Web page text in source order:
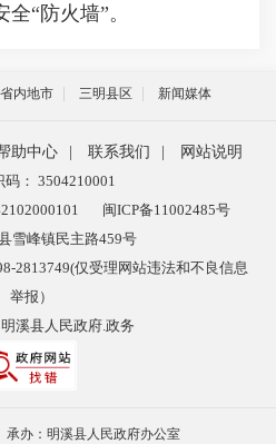
“防火墙”。
省内地市 三明县区 新闻媒体
助中心 联系我们
网站说明
码： 3504210001
闽ICP备11002485号
雪峰镇民主路459号
2813749(仅受理网站违法和不良信息
举报）
溪县人民政府.政务
承办：明溪县人民政府办公室